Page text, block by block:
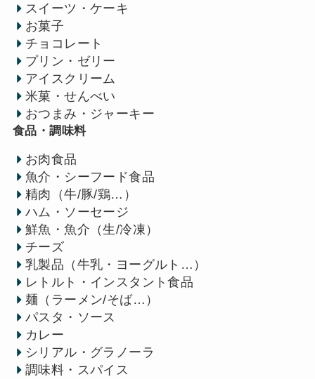
スイーツ・ケーキ
お菓子
チョコレート
プリン・ゼリー
アイスクリーム
米菓・せんべい
おつまみ・ジャーキー
食品・調味料
お肉食品
魚介・シーフード食品
精肉（牛/豚/鶏…）
ハム・ソーセージ
鮮魚・魚介（生/冷凍）
チーズ
乳製品（牛乳・ヨーグルト…）
レトルト・インスタント食品
麺（ラーメン/そば…）
パスタ・ソース
カレー
シリアル・グラノーラ
調味料・スパイス